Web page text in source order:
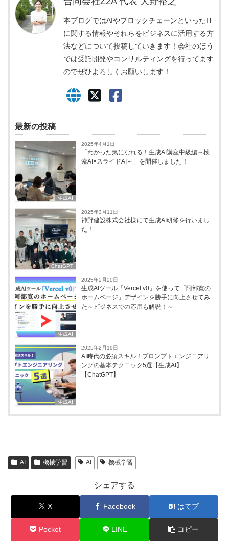
本ブログではAIやブロックチェーンといったIT
に関する情報やそれらをビジネスに活用する方
法などについて投稿していきます！会社のほう
では受託開発やコンサルティングを行ってます
のでぜひよろしくお願いします！
最新の投稿
生成AI
2025年4月1日
「わかった気になれる！生成AI講座中級編～検
索AI×スライドAI～」を開催しました！
ChatGPT
2025年3月11日
神野建設株式会社様にて生成AI研修を行いまし
た！
生成AI
2025年2月20日
生成AIツール「Vercel v0」を使って「阿部寛の
ホームページ」デザインを勝手に向上させてみ
た～ビジネスでの応用も解説！～
生成AI
2025年2月19日
AI時代の必須スキル！プロンプトエンジニアリ
ングの基本テクニック5選【生成AI】
【ChatGPT】
AI 機械学習 AI 機械学習
シェアする
X Facebook はてブ
Pocket LINE コピー